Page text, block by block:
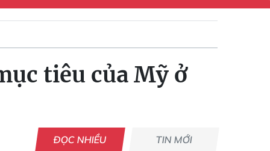
tiêu của Mỹ ở
ĐỌC NHIỀU TIN MỚI